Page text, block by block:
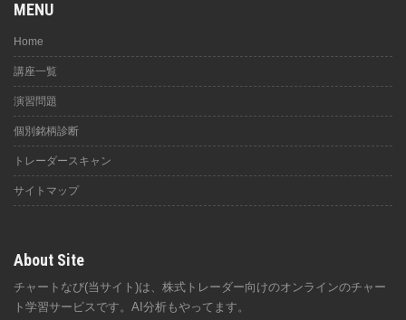
MENU
Home
講座一覧
演習問題
個別銘柄診断
トレーダースキャン
サイトマップ
About Site
チャートなび(当サイト)は、株式トレーダー向けのオンラインのチャー
ト学習サービスです。AI分析もやってます。